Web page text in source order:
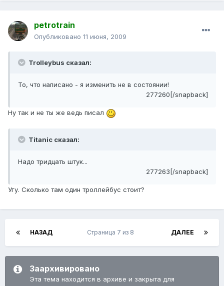
petrotrain
Опубликовано 11 июня, 2009
Trolleybus сказал:
То, что написано - я изменить не в состоянии!
277260[/snapback]
Ну так и не ты же ведь писал
Titanic сказал:
Надо тридцать штук...
277263[/snapback]
Угу. Сколько там один троллейбус стоит?
НАЗАД ДАЛЕЕ
Страница 7 из 8
Заархивировано
Эта тема находится в архиве и закрыта для